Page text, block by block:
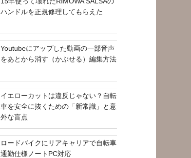
ハンドルを正規修理してもらえた
Youtubeにアップした動画の一部音声
をあとから消す（かぶせる）編集方法
イエローカットは違反じゃない？自転
車を安全に抜くための「新常識」と意
外な盲点
ロードバイクにリアキャリアで自転車
通勤仕様ノートPC対応